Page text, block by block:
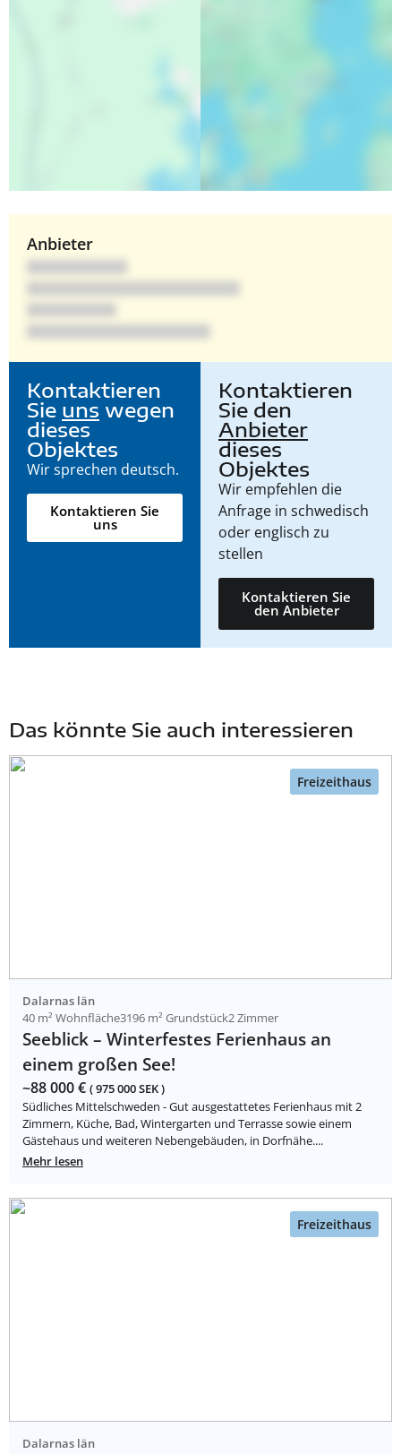
Anbieter
Kontaktieren
Sie uns wegen
dieses
Objektes
Wir sprechen deutsch.
Kontaktieren Sie
uns
Kontaktieren
Sie den
Anbieter
dieses
Objektes
Wir empfehlen die
Anfrage in schwedisch
oder englisch zu
stellen
Kontaktieren Sie
den Anbieter
Das könnte Sie auch interessieren
Freizeithaus
Dalarnas län
40 m² Wohnfläche3196 m² Grundstück2 Zimmer
Seeblick – Winterfestes Ferienhaus an
einem großen See!
~88 000 € ( 975 000 SEK )
Südliches Mittelschweden - Gut ausgestattetes Ferienhaus mit 2
Zimmern, Küche, Bad, Wintergarten und Terrasse sowie einem
Gästehaus und weiteren Nebengebäuden, in Dorfnähe....
Mehr lesen
Freizeithaus
Dalarnas län